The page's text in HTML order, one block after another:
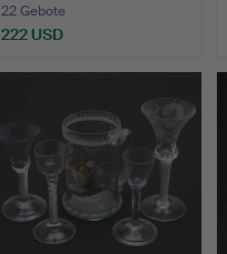
22 Gebote
222 USD